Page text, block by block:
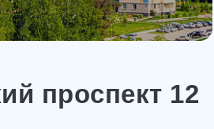
проспект 12